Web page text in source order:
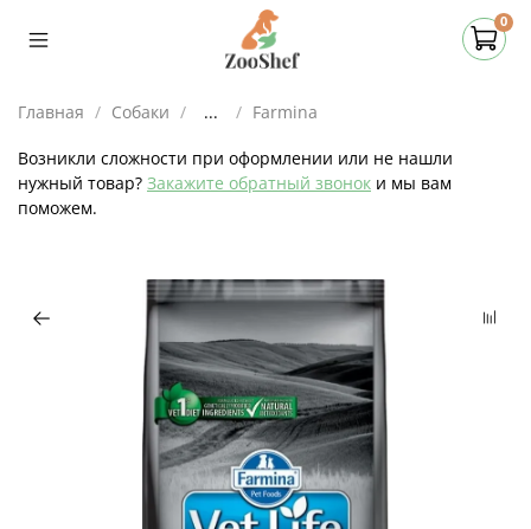
0
Главная Собаки ... Farmina
Возникли сложности при оформлении или не нашли
нужный товар? Закажите обратный звонок и мы вам
поможем.